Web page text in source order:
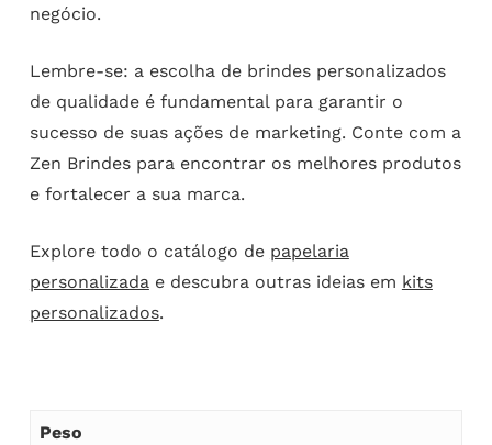
negócio.
Lembre-se: a escolha de brindes personalizados
de qualidade é fundamental para garantir o
sucesso de suas ações de marketing. Conte com a
Zen Brindes para encontrar os melhores produtos
e fortalecer a sua marca.
Explore todo o catálogo de papelaria
personalizadae descubra outras ideias em kits
personalizados.
Peso